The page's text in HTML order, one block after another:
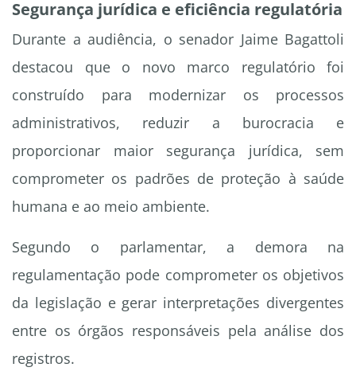
Segurança jurídica e eficiência regulatória
Durante a audiência, o senador Jaime Bagattoli
destacou que o novo marco regulatório foi
construído para modernizar os processos
administrativos, reduzir a burocracia e
proporcionar maior segurança jurídica, sem
comprometer os padrões de proteção à saúde
humana e ao meio ambiente.
Segundo o parlamentar, a demora na
regulamentação pode comprometer os objetivos
da legislação e gerar interpretações divergentes
entre os órgãos responsáveis pela análise dos
registros.